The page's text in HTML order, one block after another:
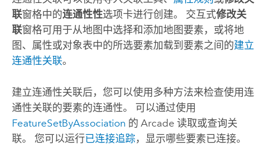
联窗格中的连通性性选项卡进行创建。 交互式修改关
联窗格可用于从地图中选择和添加地图要素，或将地
图、属性或对象表中的所选要素加载到要素之间的建立
连通性关联。
建立连通性关联后，您可以使用多种方法来检查使用连
通性关联的要素的连通性。 可以通过使用
FeatureSetByAssociation 的 Arcade 读取或查询关
联。 您可以运行已连接追踪，显示哪些要素已连接。